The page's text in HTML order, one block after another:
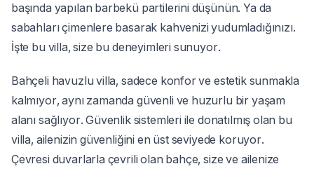
başında yapılan barbekü partilerini düşünün. Ya da
sabahları çimenlere basarak kahvenizi yudumladığınızı.
İşte bu villa, size bu deneyimleri sunuyor.
Bahçeli havuzlu villa, sadece konfor ve estetik sunmakla
kalmıyor, aynı zamanda güvenli ve huzurlu bir yaşam
alanı sağlıyor. Güvenlik sistemleri ile donatılmış olan bu
villa, ailenizin güvenliğini en üst seviyede koruyor.
Çevresi duvarlarla çevrili olan bahçe, size ve ailenize